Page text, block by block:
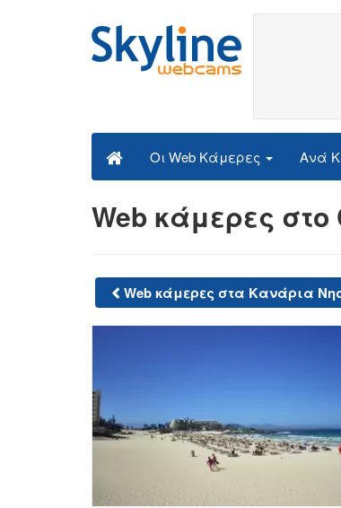
Οι Web Κάμερες Ανά
Web κάμερες στο
Web κάμερες στα Κανάρια